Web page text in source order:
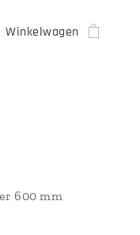
Winkelwagen
600 mm